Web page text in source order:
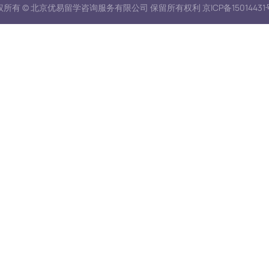
所有 © 北京优易留学咨询服务有限公司 保留所有权利 京ICP备15014431